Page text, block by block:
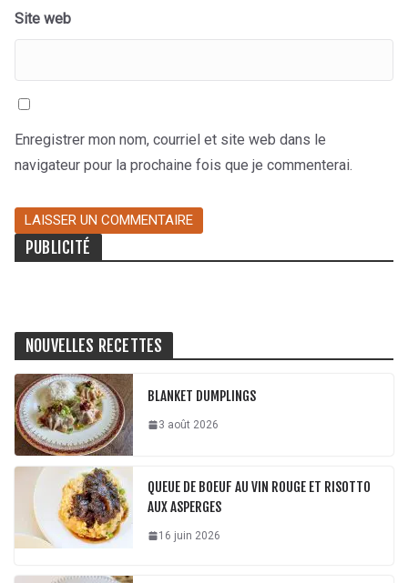
Site web
Enregistrer mon nom, courriel et site web dans le
navigateur pour la prochaine fois que je commenterai.
PUBLICITÉ
NOUVELLES RECETTES
BLANKET DUMPLINGS
3 août 2026
QUEUE DE BOEUF AU VIN ROUGE ET RISOTTO
AUX ASPERGES
16 juin 2026